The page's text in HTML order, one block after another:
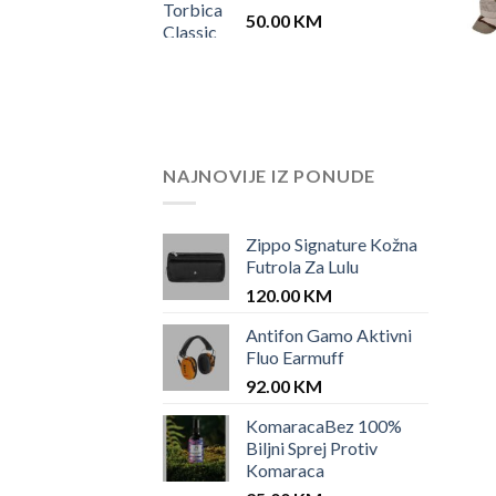
50.00 KM
NAJNOVIJE IZ PONUDE
Zippo Signature Kožna
Futrola Za Lulu
120.00 KM
Antifon Gamo Aktivni
Fluo Earmuff
92.00 KM
KomaracaBez 100%
Biljni Sprej Protiv
Komaraca